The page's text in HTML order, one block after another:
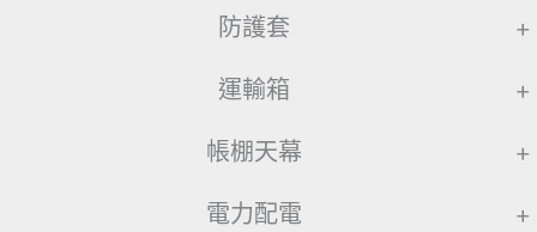
防護套 +
運輸箱 +
帳棚天幕 +
電力配電 +